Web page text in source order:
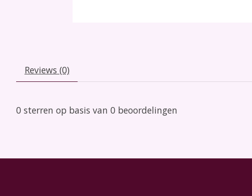
Reviews (0)
0 sterren op basis van 0 beoordelingen